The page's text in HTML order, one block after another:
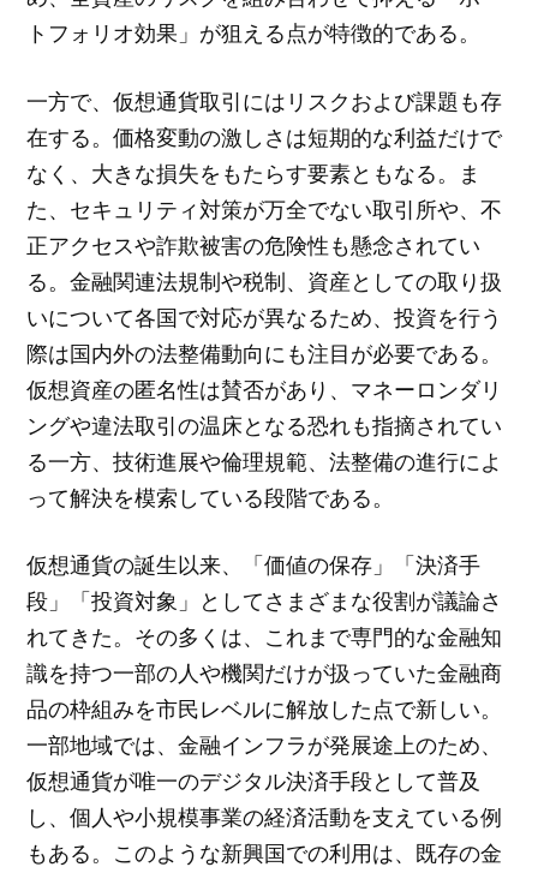
トフォリオ効果」が狙える点が特徴的である。
一方で、仮想通貨取引にはリスクおよび課題も存
在する。価格変動の激しさは短期的な利益だけで
なく、大きな損失をもたらす要素ともなる。ま
た、セキュリティ対策が万全でない取引所や、不
正アクセスや詐欺被害の危険性も懸念されてい
る。金融関連法規制や税制、資産としての取り扱
いについて各国で対応が異なるため、投資を行う
際は国内外の法整備動向にも注目が必要である。
仮想資産の匿名性は賛否があり、マネーロンダリ
ングや違法取引の温床となる恐れも指摘されてい
る一方、技術進展や倫理規範、法整備の進行によ
って解決を模索している段階である。
仮想通貨の誕生以来、「価値の保存」「決済手
段」「投資対象」としてさまざまな役割が議論さ
れてきた。その多くは、これまで専門的な金融知
識を持つ一部の人や機関だけが扱っていた金融商
品の枠組みを市民レベルに解放した点で新しい。
一部地域では、金融インフラが発展途上のため、
仮想通貨が唯一のデジタル決済手段として普及
し、個人や小規模事業の経済活動を支えている例
もある。このような新興国での利用は、既存の金